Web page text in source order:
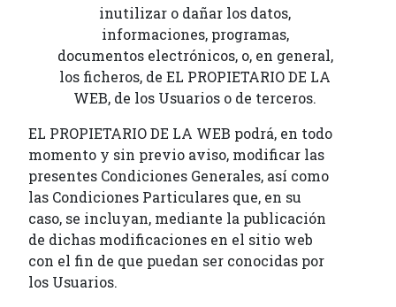
inutilizar o dañar los datos,
informaciones, programas,
documentos electrónicos, o, en general,
los ficheros, de EL PROPIETARIO DE LA
WEB, de los Usuarios o de terceros.
EL PROPIETARIO DE LA WEB podrá, en todo
momento y sin previo aviso, modificar las
presentes Condiciones Generales, así como
las Condiciones Particulares que, en su
caso, se incluyan, mediante la publicación
de dichas modificaciones en el sitio web
con el fin de que puedan ser conocidas por
los Usuarios.